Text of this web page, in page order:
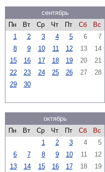
сентябрь
Пн
Вт Ср Чт Пт Сб
Вс
1
2 3 4 5 6
7
8
9 10 11 12 13
14
15
16 17 18 19 20
21
22
23 24 25 26 27
28
29
30
октябрь
Пн
Вт Ср Чт Пт Сб
Вс
1
2 3 4
5
6
7 8 9 10 11
12
13
14 15 16 17 18
19